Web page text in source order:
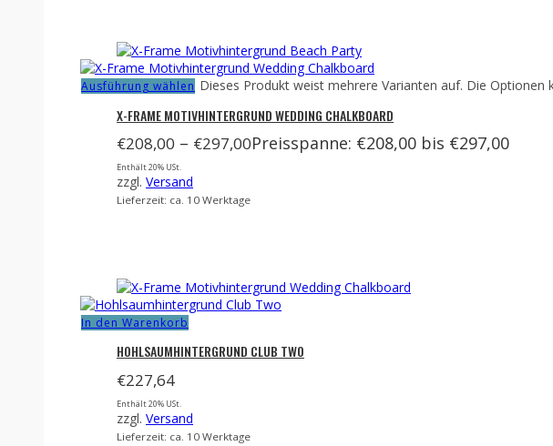
Ausführung wählen Dieses Produkt weist mehrere Varianten auf. Die
X-FRAME MOTIVHINTERGRUND WEDDING CHALKBOARD
€208,00 – €297,00Preisspanne: €208,00 bis €297,00
Enthält 20% USt.
zzgl. Versand
Lieferzeit: ca. 10 Werktage
In den Warenkorb
HOHLSAUMHINTERGRUND CLUB TWO
€227,64
Enthält 20% USt.
zzgl. Versand
Lieferzeit: ca. 10 Werktage